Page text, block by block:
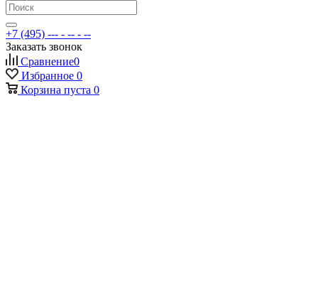
+7 (495) --- - -- - --
Заказать звонок
Сравнение0
Избранное 0
Корзина пуста 0